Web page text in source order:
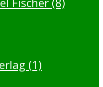
(1)